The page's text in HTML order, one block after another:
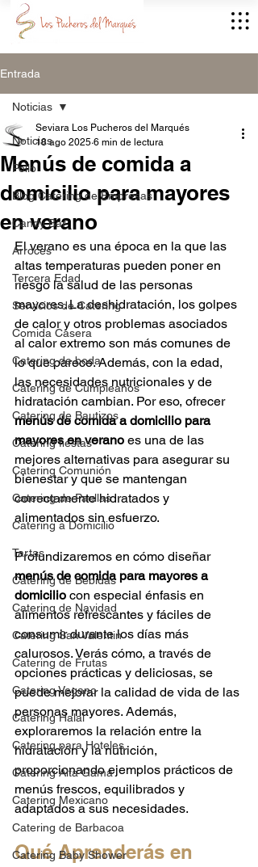
Entrada
Noticias
Pollo
Blog Catering de Empresas
Candy Bar
Arroces
Tercera Edad
Servicios de Catering
Comida Casera
Catering de boda
Catering de Cumpleaños
Catering de Bautizos
Catering fiestas
Catering Comunión
Catering de Paellas
Catering a Domicilio
Tartas
Catering de Bebidas
Catering de Navidad
Catering San Valentin
Catering de Frutas
Catering Vegano
Catering Halal
Catering para Hoteles
Catering Alta Gama
Catering Mexicano
Catering de Barbacoa
Catering Baby Shower
Noticias
Menús de comida a
domicilio para mayores
en verano
Seviara Los Pucheros del Marqués
18 ago 2025 6 min de lectura
El verano es una época en la que las
altas temperaturas pueden poner en
riesgo la salud de las personas
mayores. La deshidratación, los golpes
de calor y otros problemas asociados
al calor extremo son más comunes de
lo que parece. Además, con la edad,
las necesidades nutricionales y de
hidratación cambian. Por eso, ofrecer
menús de comida a domicilio para
mayores en verano es una de las
mejores alternativas para asegurar su
bienestar y que se mantengan
correctamente hidratados y
alimentados sin esfuerzo.
Profundizaremos en cómo diseñar
menús de comida para mayores a
domicilio con especial énfasis en
alimentos refrescantes y fáciles de
consumir durante los días más
calurosos. Verás cómo, a través de
opciones prácticas y deliciosas, se
puede mejorar la calidad de vida de las
personas mayores. Además,
exploraremos la relación entre la
hidratación y la nutrición,
proporcionando ejemplos prácticos de
menús frescos, equilibrados y
adaptados a sus necesidades.
Qué Aprenderás en